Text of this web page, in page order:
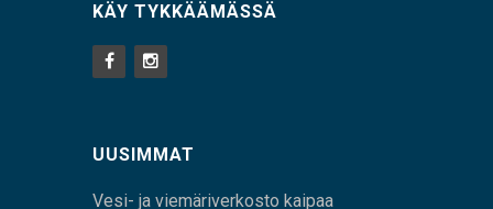
KÄY TYKKÄÄMÄSSÄ
UUSIMMAT
Vesi- ja viemäriverkosto kaipaa